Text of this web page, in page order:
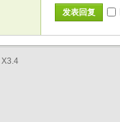
发表回复
X3.4